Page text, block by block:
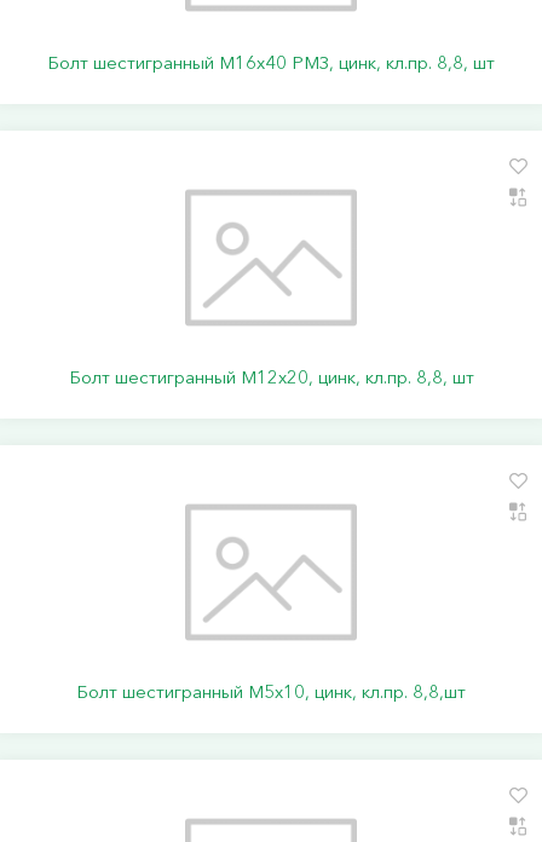
Болт шестигранный М16х40 РМЗ, цинк, кл.пр. 8,8, шт
Болт шестигранный М12х20, цинк, кл.пр. 8,8, шт
Болт шестигранный М5х10, цинк, кл.пр. 8,8,шт